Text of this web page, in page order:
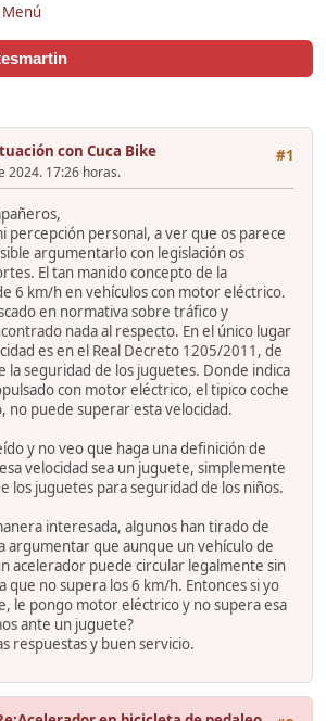
#1
con Cuca Bike
2024. 17:26 horas.
percepción personal, a ver que os parece
argumentarlo con legislación os
El tan manido concepto de la
6 km/h en vehículos con motor eléctrico.
en normativa sobre tráfico y
nada al respecto. En el único lugar
es en el Real Decreto 1205/2011, de
la seguridad de los juguetes. Donde indica
con motor eléctrico, el tipico coche
no puede superar esta velocidad.
y no veo que haga una definición de
velocidad sea un juguete, simplemente
los juguetes para seguridad de los niños.
interesada, algunos han tirado de
argumentar que aunque un vehículo de
acelerador puede circular legalmente sin
que no supera los 6 km/h. Entonces si yo
le pongo motor eléctrico y no supera esa
ante un juguete?
respuestas y buen servicio.